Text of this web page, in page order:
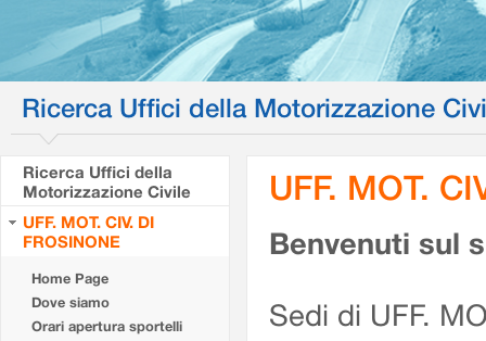
Ricerca Uffici della Motorizzazione
Ricerca Uffici della
Motorizzazione Civile
UFF. MOT. CIV. DI
FROSINONE
Home Page
Dove siamo
Orari apertura sportelli
UFF. MOT.
Benvenuti sul
Sedi di UFF.